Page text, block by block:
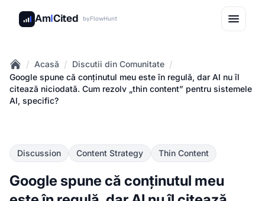
AmICited byFlowHunt
Home
/ Acasă / Discutii din Comunitate /
Google spune că conținutul meu este în regulă, dar AI nu îl
citează niciodată. Cum rezolv „thin content” pentru sistemele
AI, specific?
Discussion Content Strategy Thin Content
Google spune că conținutul meu